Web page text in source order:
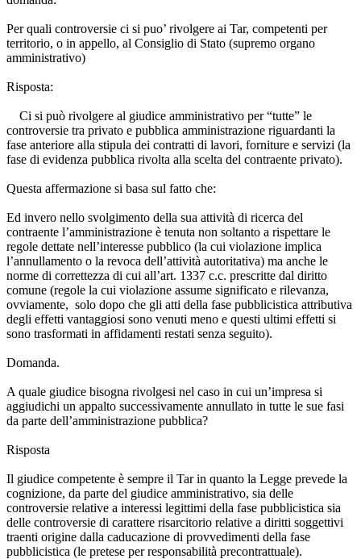
Per quali controversie ci si puo’ rivolgere ai Tar, competenti per
territorio, o in appello, al Consiglio di Stato (supremo organo
amministrativo)
Risposta:
Ci si può rivolgere al giudice amministrativo per “tutte” le
controversie tra privato e pubblica amministrazione riguardanti la
fase anteriore alla stipula dei contratti di lavori, forniture e servizi (la
fase di evidenza pubblica rivolta alla scelta del contraente privato).
Questa affermazione si basa sul fatto che:
Ed invero nello svolgimento della sua attività di ricerca del
contraente l’amministrazione è tenuta non soltanto a rispettare le
regole dettate nell’interesse pubblico (la cui violazione implica
l’annullamento o la revoca dell’attività autoritativa) ma anche le
norme di correttezza di cui all’art. 1337 c.c. prescritte dal diritto
comune (regole la cui violazione assume significato e rilevanza,
ovviamente, solo dopo che gli atti della fase pubblicistica attributiva
degli effetti vantaggiosi sono venuti meno e questi ultimi effetti si
sono trasformati in affidamenti restati senza seguito).
Domanda.
A quale giudice bisogna rivolgesi nel caso in cui un’impresa si
aggiudichi un appalto successivamente annullato in tutte le sue fasi
da parte dell’amministrazione pubblica?
Risposta
Il giudice competente è sempre il Tar in quanto la Legge prevede la
cognizione, da parte del giudice amministrativo, sia delle
controversie relative a interessi legittimi della fase pubblicistica sia
delle controversie di carattere risarcitorio relative a diritti soggettivi
traenti origine dalla caducazione di provvedimenti della fase
pubblicistica (le pretese per responsabilità precontrattuale).